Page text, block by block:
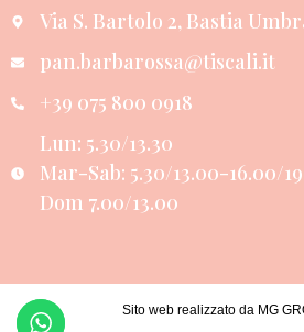
Via S. Bartolo 2, Bastia
pan.barbarossa@tiscali.it
+39 075 800 0918
Lun: 5.30/13.30
Mar-Sab: 5.30/13.00-16.00/
Dom 7.00/13.00
Sito web realizzato da MG